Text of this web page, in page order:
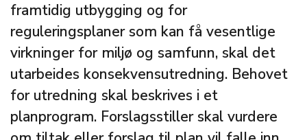
framtidig utbygging og for
reguleringsplaner som kan få vesentlige
virkninger for miljø og samfunn, skal det
utarbeides konsekvensutredning. Behovet
for utredning skal beskrives i et
planprogram. Forslagsstiller skal vurdere